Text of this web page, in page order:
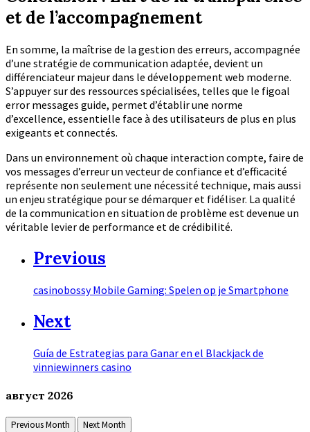
et de l’accompagnement
En somme, la maîtrise de la gestion des erreurs, accompagnée
d’une stratégie de communication adaptée, devient un
différenciateur majeur dans le développement web moderne.
S’appuyer sur des ressources spécialisées, telles que le figoal
error messages guide, permet d’établir une norme
d’excellence, essentielle face à des utilisateurs de plus en plus
exigeants et connectés.
Dans un environnement où chaque interaction compte, faire de
vos messages d’erreur un vecteur de confiance et d’efficacité
représente non seulement une nécessité technique, mais aussi
un enjeu stratégique pour se démarquer et fidéliser. La qualité
de la communication en situation de problème est devenue un
véritable levier de performance et de crédibilité.
Previous
casinobossy Mobile Gaming: Spelen op je Smartphone
Next
Guía de Estrategias para Ganar en el Blackjack de
vinniewinners casino
август 2026
Previous Month Next Month